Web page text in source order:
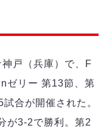
戸（兵庫）で、F
ゼリー 第13節、第
合が開催された。
が3-2で勝利。第2